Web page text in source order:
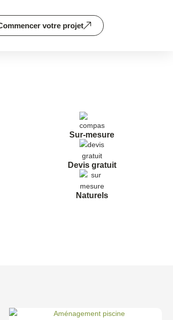
votre projet
Sur-mesure
Devis gratuit
Naturels